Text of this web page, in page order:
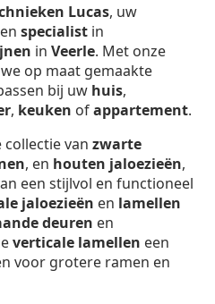
Lucas, uw
en specialist in
in Veerle. Met onze
op maat gemaakte
bij uw huis,
, keuken ofappartement.
van zwarte
, en houten jaloezieën,
een stijlvol en functioneel
jaloezieën en lamellen
deuren en
verticale lamellen een
voor grotere ramen en